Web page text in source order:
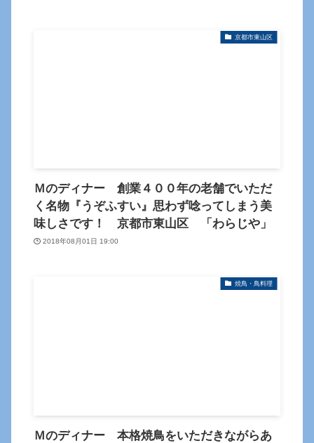
京都市東山区
Ｍのディナー 創業４００年の老舗でいただ
く名物『うぞふすい』思わず唸ってしまう美
味しさです！ 京都市東山区 「わらじや」
2018年08月01日 19:00
焼鳥・鳥料理
Ｍのディナー 本格焼鳥をいただきながらあ